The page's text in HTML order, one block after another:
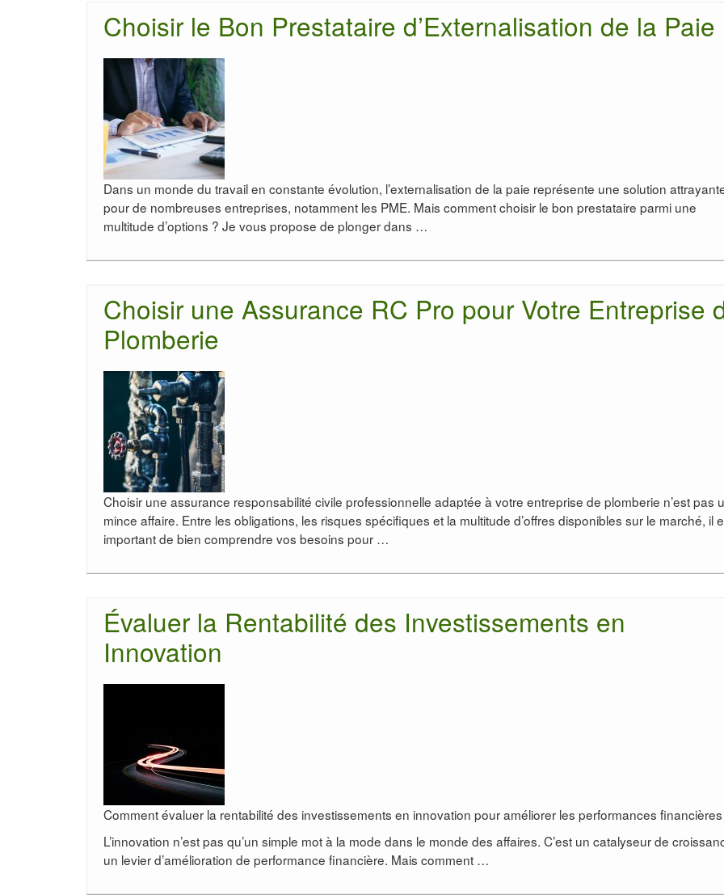
Choisir le Bon Prestataire d’Externalisation de la Paie
Dans un monde du travail en constante évolution, l’externalisation de la paie représente une solution
pour de nombreuses entreprises, notamment les PME. Mais comment choisir le bon prestataire parmi une
multitude d’options ? Je vous propose de plonger dans …
Choisir une Assurance RC Pro pour Votre Entreprise
Plomberie
Choisir une assurance responsabilité civile professionnelle adaptée à votre entreprise de plomberie n’est pas
mince affaire. Entre les obligations, les risques spécifiques et la multitude d’offres disponibles sur le marché, il
important de bien comprendre vos besoins pour …
Évaluer la Rentabilité des Investissements en
Innovation
Comment évaluer la rentabilité des investissements en innovation pour améliorer les performances financières
L’innovation n’est pas qu’un simple mot à la mode dans le monde des affaires. C’est un catalyseur de
un levier d’amélioration de performance financière. Mais comment …